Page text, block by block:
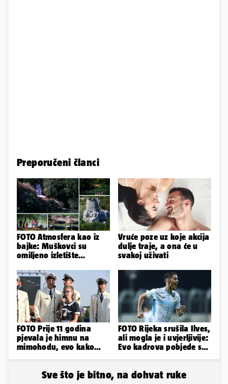
Preporučeni članci
FOTO Atmosfera kao iz
bajke: Muškovci su
omiljeno izletište
zašto
Vruće poze uz koje akcija
dulje traje, a ona će u
svakoj uživati
FOTO Prije 11 godina
pjevala je himnu na
mimohodu, evo kako
FOTO Rijeka srušila Ilves,
ali mogla je i uvjerljivije:
Evo kadrova pobjede s
Sve što je bitno, na dohvat ruke